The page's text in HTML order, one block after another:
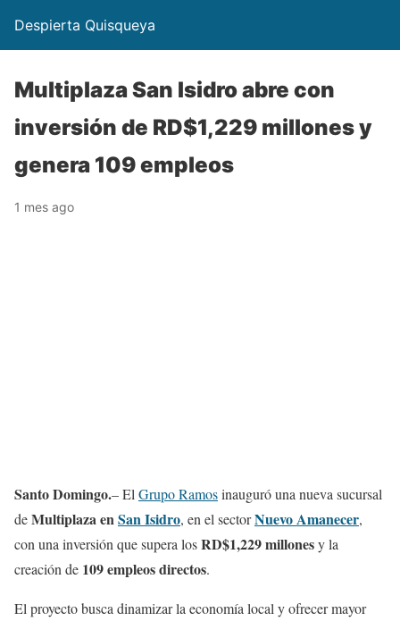
Despierta Quisqueya
Multiplaza San Isidro abre con
inversión de RD$1,229 millones y
genera 109 empleos
1 mes ago
Santo Domingo.– ElGrupo Ramosinauguró una nueva sucursal
deMultiplaza enSan Isidro, en el sectorNuevo Amanecer,
con una inversión que supera losRD$1,229 millonesy la
creación de 109 empleos directos.
El proyecto busca dinamizar la economía local y ofrecer mayor